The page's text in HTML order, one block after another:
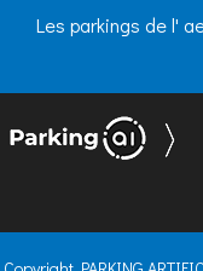
Les parkings de l'